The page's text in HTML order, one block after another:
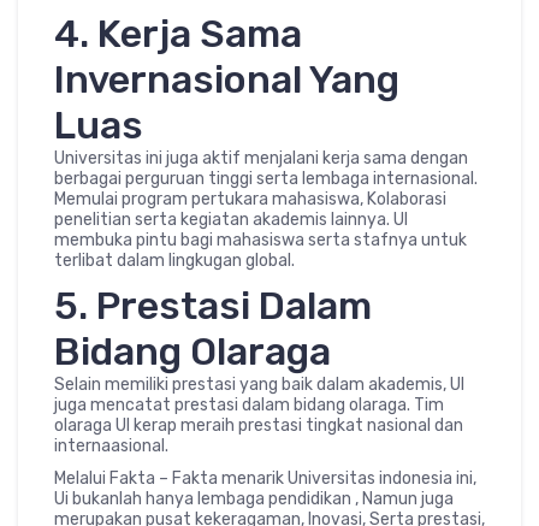
4. Kerja Sama
Invernasional Yang
Luas
Universitas ini juga aktif menjalani kerja sama dengan
berbagai perguruan tinggi serta lembaga internasional.
Memulai program pertukara mahasiswa, Kolaborasi
penelitian serta kegiatan akademis lainnya. UI
membuka pintu bagi mahasiswa serta stafnya untuk
terlibat dalam lingkugan global.
5. Prestasi Dalam
Bidang Olaraga
Selain memiliki prestasi yang baik dalam akademis, UI
juga mencatat prestasi dalam bidang olaraga. Tim
olaraga UI kerap meraih prestasi tingkat nasional dan
internaasional.
Melalui Fakta – Fakta menarik Universitas indonesia ini,
Ui bukanlah hanya lembaga pendidikan , Namun juga
merupakan pusat kekeragaman, Inovasi, Serta prestasi,